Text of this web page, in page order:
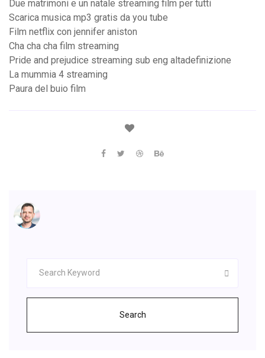
Due matrimoni e un natale streaming film per tutti
Scarica musica mp3 gratis da you tube
Film netflix con jennifer aniston
Cha cha cha film streaming
Pride and prejudice streaming sub eng altadefinizione
La mummia 4 streaming
Paura del buio film
Search